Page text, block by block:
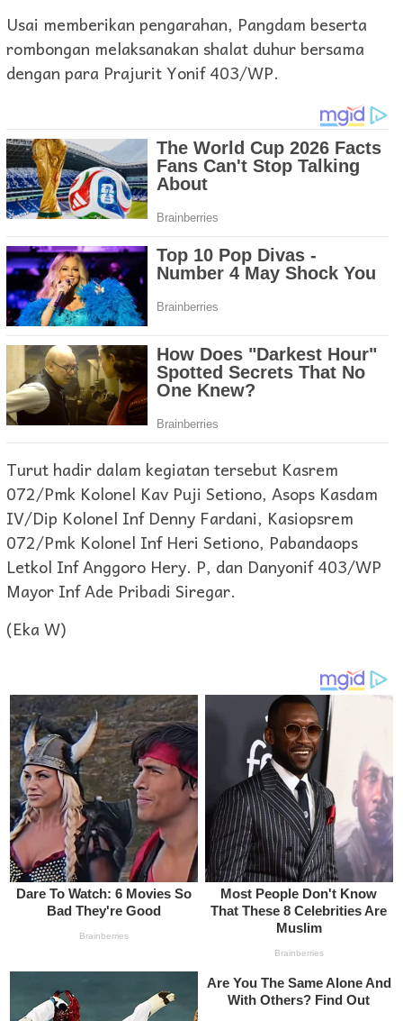
Usai memberikan pengarahan, Pangdam beserta
rombongan melaksanakan shalat duhur bersama
dengan para Prajurit Yonif 403/WP.
Turut hadir dalam kegiatan tersebut Kasrem
072/Pmk Kolonel Kav Puji Setiono, Asops Kasdam
IV/Dip Kolonel Inf Denny Fardani, Kasiopsrem
072/Pmk Kolonel Inf Heri Setiono, Pabandaops
Letkol Inf Anggoro Hery. P, dan Danyonif 403/WP
Mayor Inf Ade Pribadi Siregar.
(Eka W)